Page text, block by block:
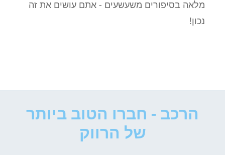
מלאה בסיפורים משעשעים - אתם עושים את זה
נכון!
הרכב - חברו הטוב ביותר
של הרווק